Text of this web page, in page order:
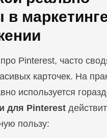
в
Pinterest, часто
карточек. На
используется
для Pinterest
пользу: